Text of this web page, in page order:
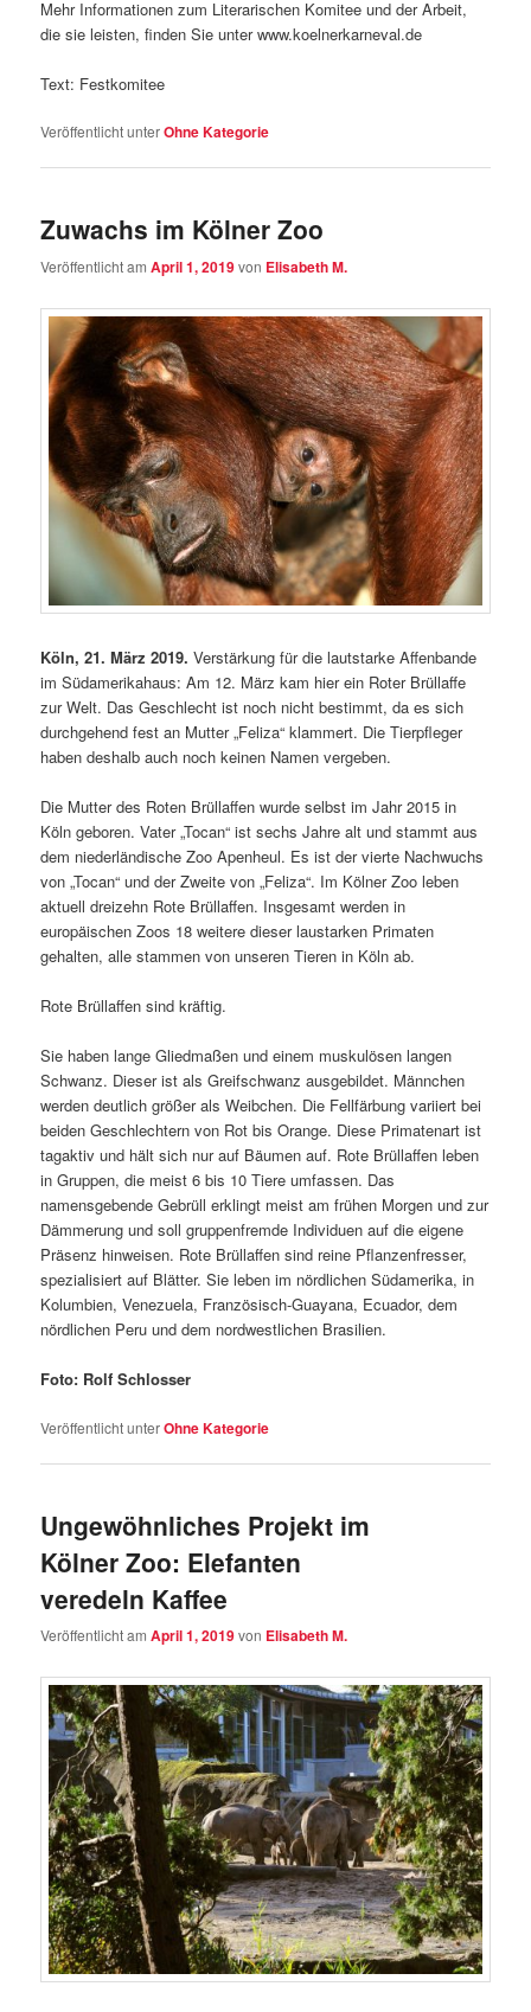
Mehr Informationen zum Literarischen Komitee und der Arbeit,
die sie leisten, finden Sie unter www.koelnerkarneval.de
Text: Festkomitee
Veröffentlicht unterOhne Kategorie
Zuwachs im Kölner Zoo
Veröffentlicht amApril 1, 2019von Elisabeth M.
Köln, 21. März 2019. Verstärkung für die lautstarke Affenbande
im Südamerikahaus: Am 12. März kam hier ein Roter Brüllaffe
zur Welt. Das Geschlecht ist noch nicht bestimmt, da es sich
durchgehend fest an Mutter „Feliza“ klammert. Die Tierpfleger
haben deshalb auch noch keinen Namen vergeben.
Die Mutter des Roten Brüllaffen wurde selbst im Jahr 2015 in
Köln geboren. Vater „Tocan“ ist sechs Jahre alt und stammt aus
dem niederländische Zoo Apenheul. Es ist der vierte Nachwuchs
von „Tocan“ und der Zweite von „Feliza“. Im Kölner Zoo leben
aktuell dreizehn Rote Brüllaffen. Insgesamt werden in
europäischen Zoos 18 weitere dieser laustarken Primaten
gehalten, alle stammen von unseren Tieren in Köln ab.
Rote Brüllaffen sind kräftig.
Sie haben lange Gliedmaßen und einem muskulösen langen
Schwanz. Dieser ist als Greifschwanz ausgebildet. Männchen
werden deutlich größer als Weibchen. Die Fellfärbung variiert bei
beiden Geschlechtern von Rot bis Orange. Diese Primatenart ist
tagaktiv und hält sich nur auf Bäumen auf. Rote Brüllaffen leben
in Gruppen, die meist 6 bis 10 Tiere umfassen. Das
namensgebende Gebrüll erklingt meist am frühen Morgen und zur
Dämmerung und soll gruppenfremde Individuen auf die eigene
Präsenz hinweisen. Rote Brüllaffen sind reine Pflanzenfresser,
spezialisiert auf Blätter. Sie leben im nördlichen Südamerika, in
Kolumbien, Venezuela, Französisch-Guayana, Ecuador, dem
nördlichen Peru und dem nordwestlichen Brasilien.
Foto: Rolf Schlosser
Veröffentlicht unterOhne Kategorie
Ungewöhnliches Projekt im
Kölner Zoo: Elefanten
veredeln Kaffee
Veröffentlicht amApril 1, 2019von Elisabeth M.